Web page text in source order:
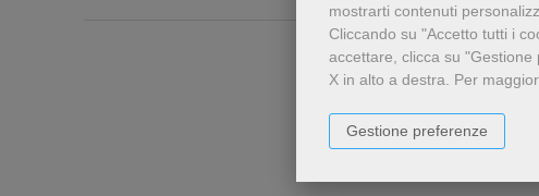
mostrarti contenuti
Cliccando su "Accetto tutti i
accettare, clicca su
X in alto a destra. Per
Gestione preferenze